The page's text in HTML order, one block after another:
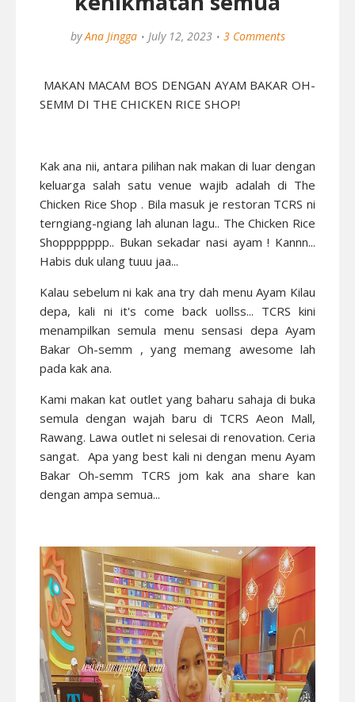
by Ana Jingga July 12, 2023 3 Comments
MAKAN MACAM BOS DENGAN AYAM BAKAR OH-
SEMM DI THE CHICKEN RICE SHOP!
Kak ana nii, antara pilihan nak makan di luar dengan
keluarga salah satu venue wajib adalah di The
Chicken Rice Shop . Bila masuk je restoran TCRS ni
terngiang-ngiang lah alunan lagu.. The Chicken Rice
Shoppppppp.. Bukan sekadar nasi ayam ! Kannn...
Habis duk ulang tuuu jaa...
Kalau sebelum ni kak ana try dah menu Ayam Kilau
depa, kali ni it's come back uollss... TCRS kini
menampilkan semula menu sensasi depa Ayam
Bakar Oh-semm , yang memang awesome lah
pada kak ana.
Kami makan kat outlet yang baharu sahaja di buka
semula dengan wajah baru di TCRS Aeon Mall,
Rawang. Lawa outlet ni selesai di renovation. Ceria
sangat. Apa yang best kali ni dengan menu Ayam
Bakar Oh-semm TCRS jom kak ana share kan
dengan ampa semua...